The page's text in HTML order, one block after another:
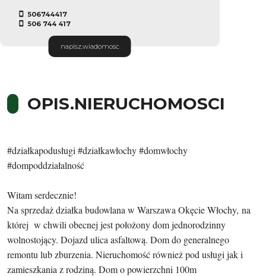
506744417
506 744 417
napisz.wiadomosc
OPIS.NIERUCHOMOSCI
#działkapodusługi #działkawłochy #domwłochy
#dompoddziałalność
Witam serdecznie!
Na sprzedaż działka budowlana w Warszawa Okęcie Włochy, na
której w chwili obecnej jest położony dom jednorodzinny
wolnostojący. Dojazd ulica asfaltową. Dom do generalnego
remontu lub zburzenia. Nieruchomość również pod usługi jak i
zamieszkania z rodziną. Dom o powierzchni 100m